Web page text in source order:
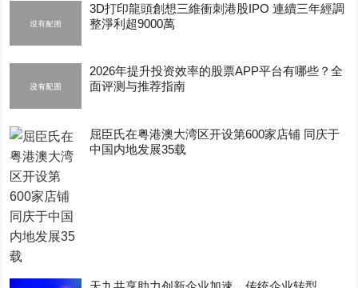
3D打印龍頭創想三維衝刺港股IPO 連續三年經調
整淨利超9000萬
2026年提升投资效率的股票APP平台有哪些？全
面评测与推荐指南
屈臣氏在粤港澳大湾区开设第600家店铺 同庆于
中国内地发展35载